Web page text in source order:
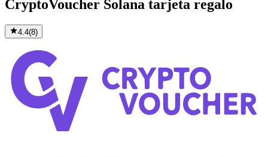
CryptoVoucher Solana tarjeta regalo
4.4(8)